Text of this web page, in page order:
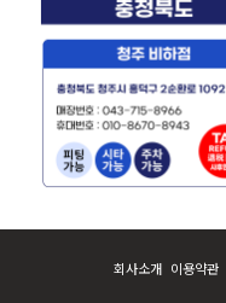
회사소개 이용약관